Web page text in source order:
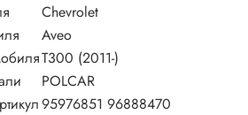
Chevrolet
Aveo
T300 (2011-)
POLCAR
95976851 96888470